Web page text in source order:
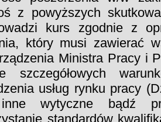
z powyższych
kurs zgodnie z
który musi zawierać
Ministra Pracy i
szczegółowych
usług rynku pracy
wytyczne bądź
standardów